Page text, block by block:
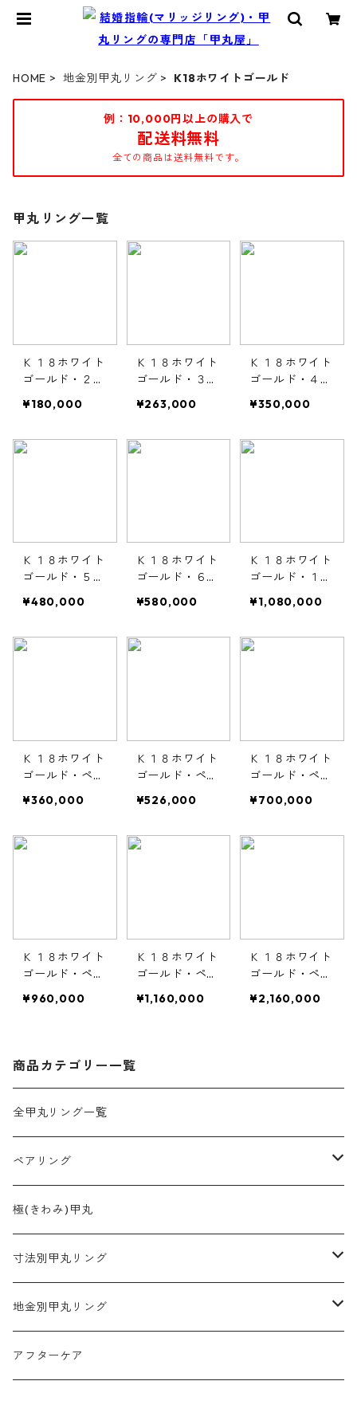
HOME 地金別甲丸リング K18ホワイトゴールド
例：10,000円以上の購入で
配送料無料
全ての商品は送料無料です。
甲丸リング一覧
Ｋ１８ホワイト
ゴールド・２ｍ
グ
¥180,000
Ｋ１８ホワイト
ゴールド・３ｍ
グ
¥263,000
Ｋ１８ホワイト
ゴールド・４ｍ
グ
¥350,000
Ｋ１８ホワイト
ゴールド・５ｍ
¥480,000
Ｋ１８ホワイト
ゴールド・６ｍ
¥580,000
Ｋ１８ホワイト
ゴールド・１０
ング
¥1,080,000
Ｋ１８ホワイト
ゴールド・ペア
幅・甲丸リング
¥360,000
Ｋ１８ホワイト
ゴールド・ペア
幅・甲丸リング
¥526,000
Ｋ１８ホワイト
ゴールド・ペア
幅・甲丸リング
¥700,000
Ｋ１８ホワイト
ゴールド・ペア
幅・甲丸リング
¥960,000
Ｋ１８ホワイト
ゴールド・ペア
幅・甲丸リング
¥1,160,000
Ｋ１８ホワイト
ゴールド・ペア
ｍ幅・甲丸リン
¥2,160,000
商品カテゴリー一覧
全甲丸リング一覧
ペアリング
2mm幅
3mm幅
4mm幅
5mm幅
極(きわみ)甲丸
寸法別甲丸リング
2mm幅
3mm幅
地金別甲丸リング
プラチナ900
アフターケア